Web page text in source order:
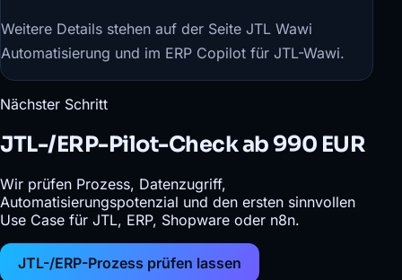
Weitere Details stehen auf der Seite JTL Wawi
Automatisierung und im ERP Copilot für JTL-Wawi.
Nächster Schritt
JTL-/ERP-Pilot-Check ab 990 EUR
Wir prüfen Prozess, Datenzugriff,
Automatisierungspotenzial und den ersten sinnvollen
Use Case für JTL, ERP, Shopware oder n8n.
JTL-/ERP-Prozess prüfen lassen